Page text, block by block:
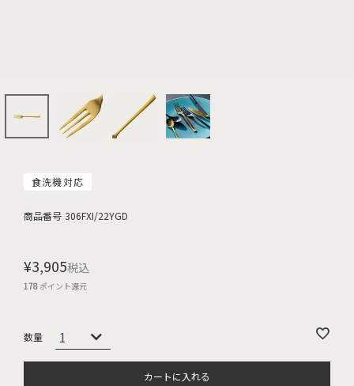
食洗機対応
商品番号 306FXI/22YGD
¥3,905税込
178ポイント還元
カートに入れる